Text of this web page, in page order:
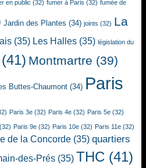
en public (32) fumer à Paris (32) fumée de
Jardin des Plantes (34) joints (32) La
(35) Les Halles (35) législation du
Montmartre (39)
Buttes-Chaumont (34) Paris
Paris 3e (32) Paris 4e (32) Paris 5e (32)
(32) Paris 9e (32) Paris 10e (32) Paris 11e (32)
de la Concorde (35) quartiers
des-Prés (35) THC (41)